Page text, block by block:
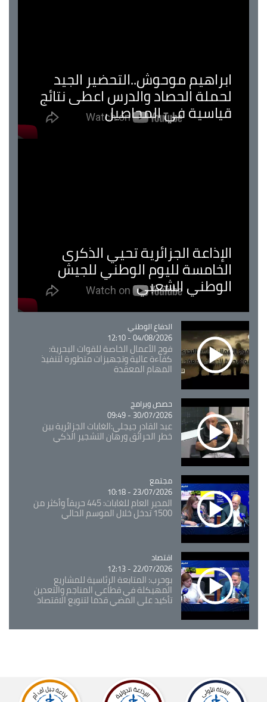
ابراهيم موحوش..التحضير الجيد
لحملة الحصاد والدرس اعطى نتائج
قياسية في المحاصيل
الإذاعة الجزائرية تحيي الذكرى
الخامسة لليوم الوطني للجيش
الوطني الشعبي
Catégorie
الدفاع الوطني
04/08/2026 - 12:10
فوج الأعمال الخاصة للقوات البحرية:
كفاءة عالية وتجهيزات متطورة لتنفيذ
المهام المعقدة
Catégorie
حصص وبرامج
30/07/2026 - 09:49
عبد القادر جيجلي:الغابات الجزائرية بين
خطر الحرائق ورهان التشجير الذكي
Catégorie
مجتمع
23/07/2026 - 10:18
المدير العام للغابات: 445 حريقاً وأكثر من
1500 تدخل خلال الموسم الحالي
Catégorie
اقتصاد
22/07/2026 - 12:13
بوحرب: المتابعة الرئاسية للمشاريع
المهيكلة في قطاعي المناجم والتعدين
تأكيد على المضي قدما لتنويع الاقتصاد